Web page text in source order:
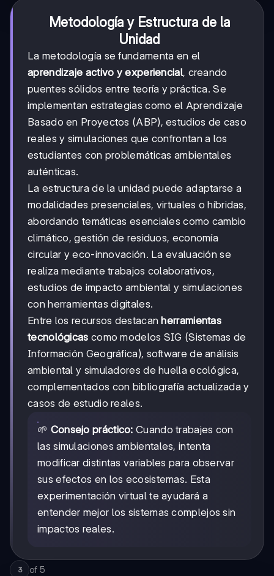
Metodología y Estructura de la
Unidad
La metodología se fundamenta en el
aprendizaje activo y experiencial, creando
puentes sólidos entre teoría y práctica. Se
implementan estrategias como el Aprendizaje
Basado en Proyectos (ABP), estudios de caso
reales y simulaciones que confrontan a los
estudiantes con problemáticas ambientales
auténticas.
La estructura de la unidad puede adaptarse a
modalidades presenciales, virtuales o híbridas,
abordando temáticas esenciales como cambio
climático, gestión de residuos, economía
circular y eco-innovación. La evaluación se
realiza mediante trabajos colaborativos,
estudios de impacto ambiental y simulaciones
con herramientas digitales.
Entre los recursos destacan herramientas
tecnológicas como modelos SIG (Sistemas de
Información Geográfica), software de análisis
ambiental y simuladores de huella ecológica,
complementados con bibliografía actualizada y
casos de estudio reales.
🌱 Consejo práctico: Cuando trabajes con
las simulaciones ambientales, intenta
modificar distintas variables para observar
sus efectos en los ecosistemas. Esta
experimentación virtual te ayudará a
entender mejor los sistemas complejos sin
impactos reales.
3 of 5